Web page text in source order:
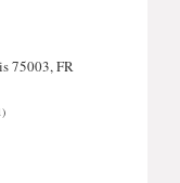
75003, FR